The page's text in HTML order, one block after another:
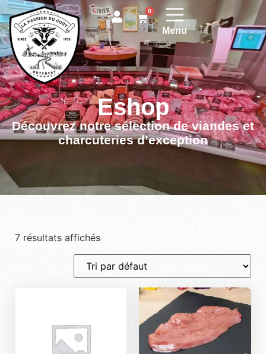
0
Menu
Eshop
Découvrez notre sélection de viandes et
charcuteries d’exception
7 résultats affichés